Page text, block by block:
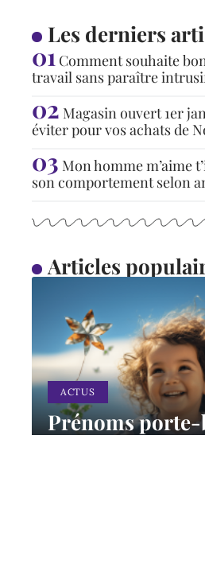
Les derniers
Comment souhaite
travail sans paraître
Magasin ouvert 1er
éviter pour vos achats de
Mon homme m’aime
son comportement selon
Articles
ACTUS
Prénoms
leur